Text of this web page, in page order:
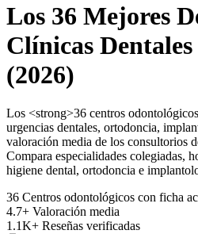
Los 36 Mejores
Clínicas
(2026)
Los <strong>36 centros
urgencias dentales, ortodoncia,
valoración media de los consultorios
Compara especialidades colegiadas,
higiene dental, ortodoncia e
36 Centros odontológicos con ficha
4.7+ Valoración media
1.1K+ Reseñas verificadas